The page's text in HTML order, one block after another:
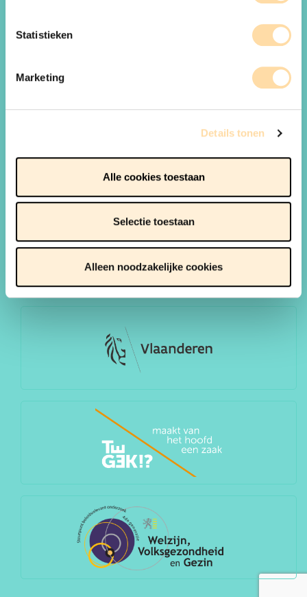
Statistieken
Marketing
Details tonen
Alle cookies toestaan
Selectie toestaan
Alleen noodzakelijke cookies
DOE DE FAMILIEREFLEX
CONTACT